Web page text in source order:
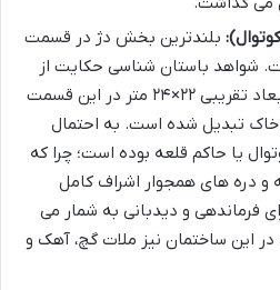
بلندترین بخش دژ در قسمت
شواهد باستان شناسی حکایت از
وجود یک ساختمان به ابعاد تقریبی ۲۲×۲۴ متر در این قسمت
خاک تبدیل شده است. به احتمال
یا حاکم قلعه بوده است؛ چرا که
و دره های همجوار اشراف کامل
فرماندهی و دیدبانی به شمار می
این ساختمان نیز ملات گچ، آهک و